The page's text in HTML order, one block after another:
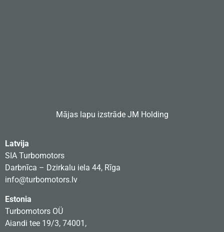
Mājas lapu izstrādeJM Holding
Latvija
SIA Turbomotors
Darbnīca – Dzirkalu iela 44, Rīga
info@turbomotors.lv
Estonia
Turbomotors OÜ
Aiandi tee 19/3, 74001,